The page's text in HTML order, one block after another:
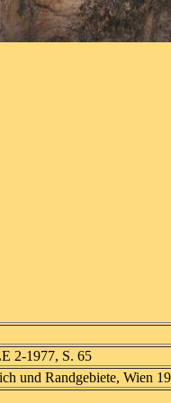
2-1977, S. 65
und Randgebiete, Wien